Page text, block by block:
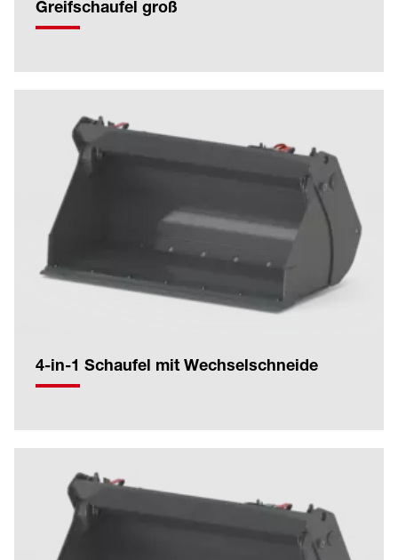
Greifschaufel groß
4-in-1 Schaufel mit Wechselschneide